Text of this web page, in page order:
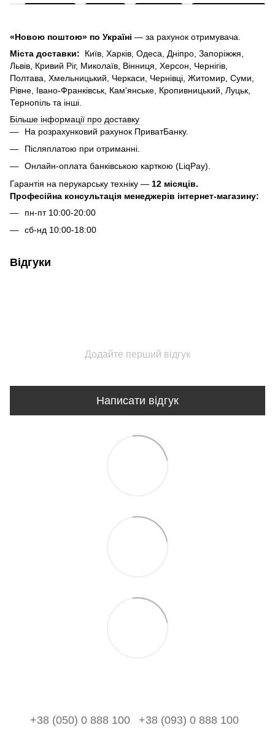
«Новою поштою» по Україні — за рахунок отримувача.
Міста доставки: Київ, Харків, Одеса, Дніпро, Запоріжжя,
Львів, Кривий Ріг, Миколаїв, Вінниця, Херсон, Чернігів,
Полтава, Хмельницький, Черкаси, Чернівці, Житомир, Суми,
Рівне, Івано-Франківськ, Кам'янське, Кропивницький, Луцьк,
Тернопіль та інші.
Більше інформації про доставку
На розрахунковий рахунок ПриватБанку.
Післяплатою при отриманні.
Онлайн-оплата банківською карткою (LiqPay).
Гарантія на перукарську техніку — 12 місяців.
Професійна консультація менеджерів інтернет-магазину:
пн-пт 10:00-20:00
сб-нд 10:00-18:00
Відгуки
Додайте перший відгук
Написати відгук
+38 (050) 0 888 100 +38 (093) 0 888 100